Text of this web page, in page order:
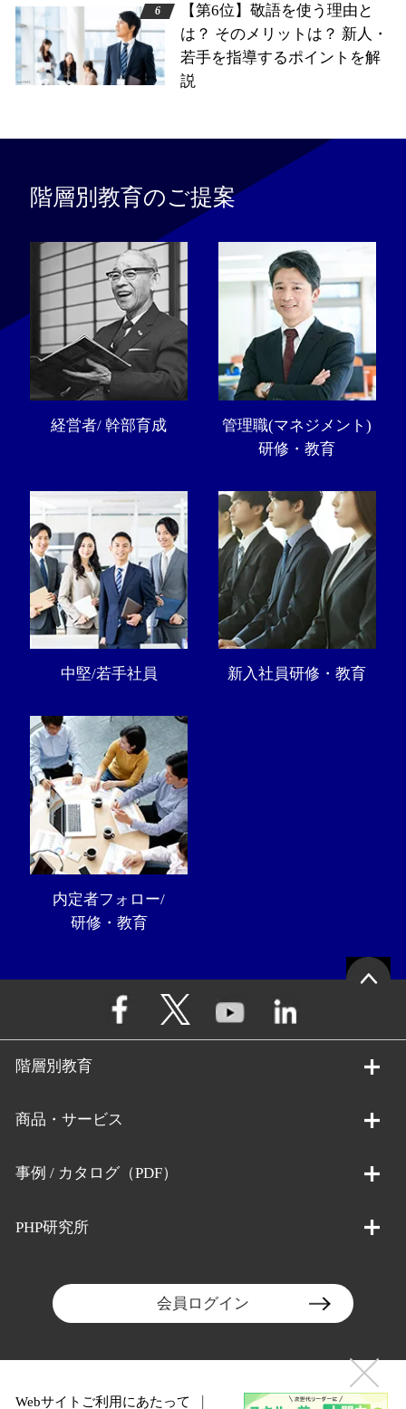
【第6位】敬語を使う理由と
は？ そのメリットは？ 新人・
若手を指導するポイントを解
説
階層別教育のご提案
経営者/ 幹部育成
管理職(マネジメント)
研修・教育
中堅/若手社員 新入社員研修・教育
内定者フォロー/
研修・教育
階層別教育
商品・サービス
事例 / カタログ（PDF）
PHP研究所
会員ログイン
Webサイトご利用にあたって